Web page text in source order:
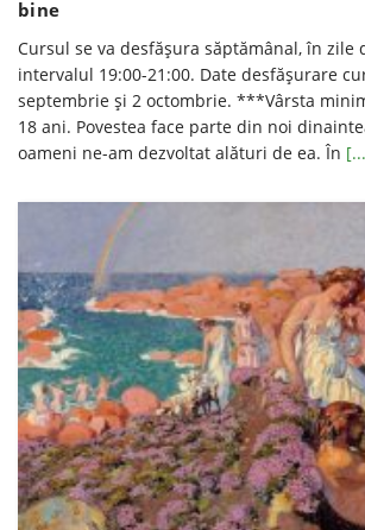
bine
Cursul se va desfăşura săptămânal, în zile
intervalul 19:00-21:00. Date desfăşurare
septembrie şi 2 octombrie. ***Vârsta
18 ani. Povestea face parte din noi
oameni ne-am dezvoltat alături de ea. În